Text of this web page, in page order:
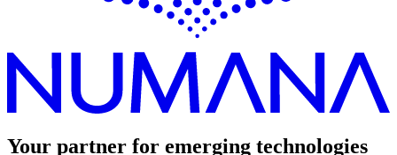
Your partner for emerging technologies